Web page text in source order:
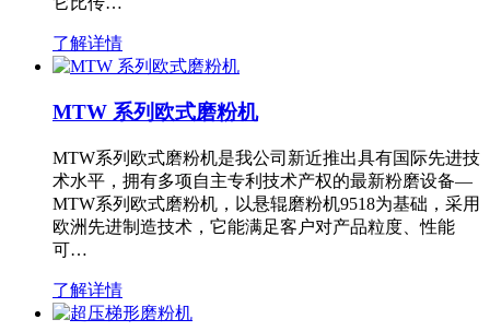
了解详情
MTW 系列欧式磨粉机
MTW系列欧式磨粉机是我公司新近推出具有国际先进技
术水平，拥有多项自主专利技术产权的最新粉磨设备—
MTW系列欧式磨粉机，以悬辊磨粉机9518为基础，采用
欧洲先进制造技术，它能满足客户对产品粒度、性能
可…
了解详情